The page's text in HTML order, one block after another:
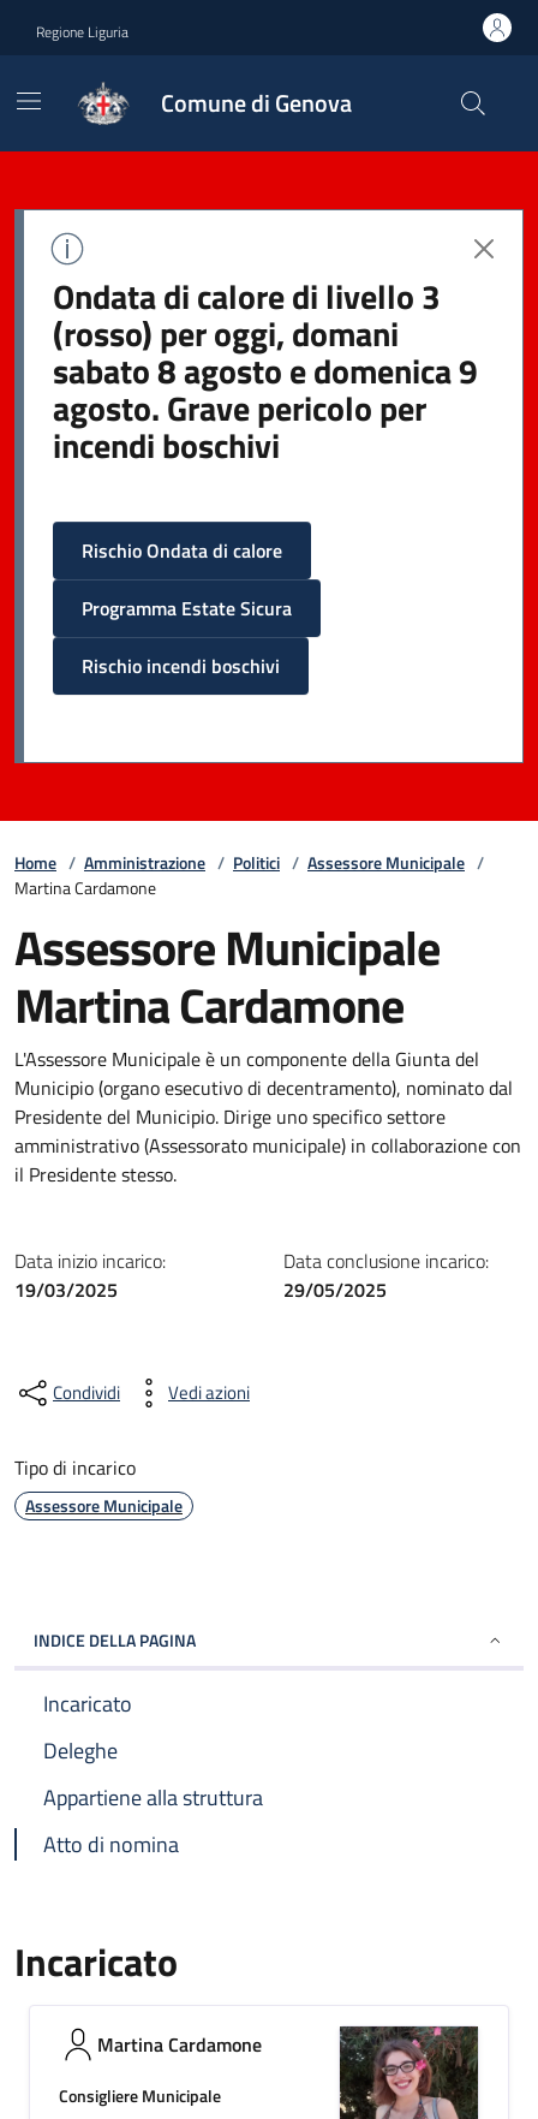
Regione Liguria
Comune di Genova
Ondata di calore di livello 3
(rosso) per oggi, domani
sabato 8 agosto e domenica 9
agosto. Grave pericolo per
incendi boschivi
Rischio Ondata di calore
Programma Estate Sicura
Rischio incendi boschivi
Home / Amministrazione / Politici / Assessore Municipale /
Martina Cardamone
Assessore Municipale
Martina Cardamone
L'Assessore Municipale è un componente della Giunta del
Municipio (organo esecutivo di decentramento), nominato dal
Presidente del Municipio. Dirige uno specifico settore
amministrativo (Assessorato municipale) in collaborazione con
il Presidente stesso.
Data inizio incarico:
19/03/2025
Data conclusione incarico:
29/05/2025
Condividi Vedi azioni
Tipo di incarico
Assessore Municipale
INDICE DELLA PAGINA
Incaricato
Deleghe
Appartiene alla struttura
Atto di nomina
Incaricato
Martina Cardamone
Consigliere Municipale